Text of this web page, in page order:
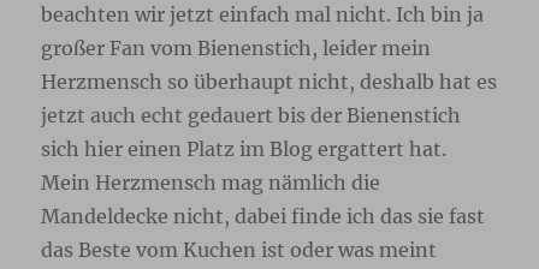
beachten wir jetzt einfach mal nicht. Ich bin ja
großer Fan vom Bienenstich, leider mein
Herzmensch so überhaupt nicht, deshalb hat es
jetzt auch echt gedauert bis der Bienenstich
sich hier einen Platz im Blog ergattert hat.
Mein Herzmensch mag nämlich die
Mandeldecke nicht, dabei finde ich das sie fast
das Beste vom Kuchen ist oder was meint